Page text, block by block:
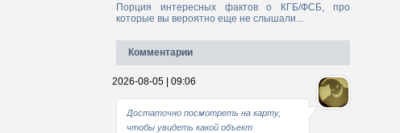
Порция интересных фактов о КГБ/ФСБ, про
которые вы вероятно еще не слышали...
Комментарии
2026-08-05 | 09:06
Достаточно посмотреть на карту,
чтобы увидеть какой объект